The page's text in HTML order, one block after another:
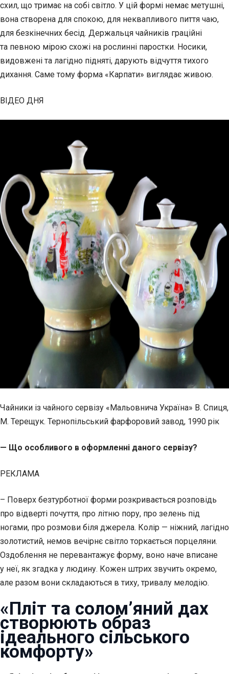
схил, що тримає на собі світло. У цій формі немає метушні,
вона створена для спокою, для неквапливого пиття чаю,
для безкінечних бесід. Держальця чайників граційні
та певною мірою схожі на рослинні паростки. Носики,
видовжені та лагідно підняті, дарують відчуття тихого
дихання. Саме тому форма «Карпати» виглядає живою.
ВІДЕО ДНЯ
Чайники із чайного сервізу «Мальовнича Україна» В. Спиця,
М. Терещук. Тернопільський фарфоровий завод, 1990 рік
— Що особливого в оформленні даного сервізу?
РЕКЛАМА
– Поверх безтурботної форми розкривається розповідь
про відверті почуття, про літню пору, про зелень під
ногами, про розмови біля джерела. Колір — ніжний, лагідно
золотистий, немов вечірнє світло торкається порцеляни.
Оздоблення не перевантажує форму, воно наче вписане
у неї, як згадка у людину. Кожен штрих звучить окремо,
але разом вони складаються в тиху, тривалу мелодію.
«Пліт та солом’яний дах
створюють образ
ідеального сільського
комфорту»